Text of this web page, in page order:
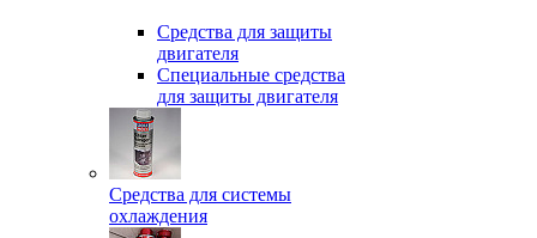
Средства для защиты
двигателя
Специальныe средства
для защиты двигателя
Средства для системы
охлаждения